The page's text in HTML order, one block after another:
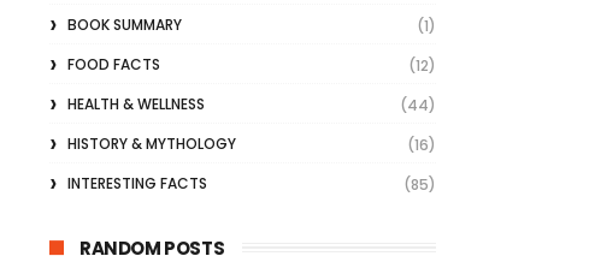
BOOK SUMMARY
(1)
FOOD FACTS
(12)
HEALTH & WELLNESS
(44)
HISTORY & MYTHOLOGY
(16)
INTERESTING FACTS
(85)
RANDOM POSTS